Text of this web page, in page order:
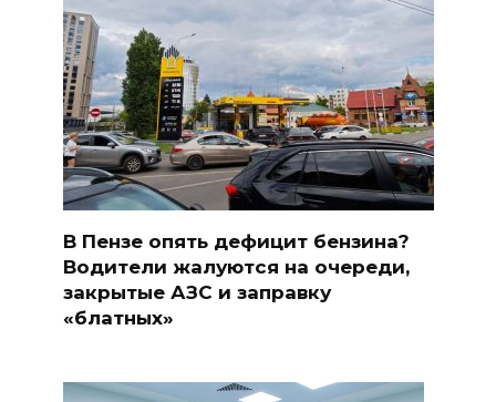
В Пензе опять дефицит бензина?
Водители жалуются на очереди,
закрытые АЗС и заправку
«блатных»